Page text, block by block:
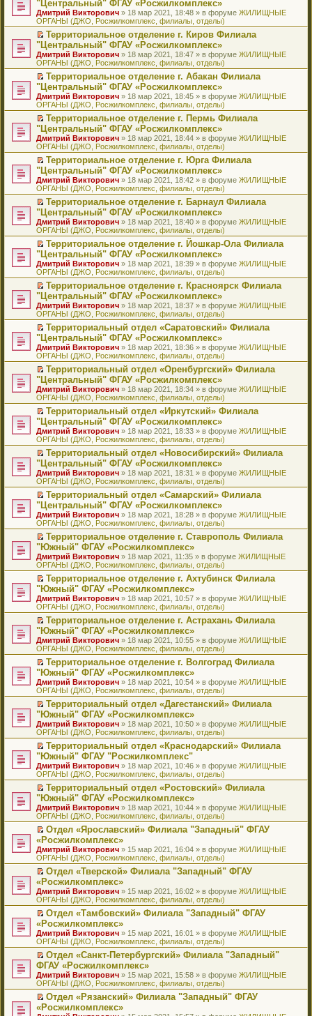
и
ю
щ
е
н
и
ю
у
с
о
о
б
щ
е
н
и
ю
н
н
о
м
с
о
о
б
щ
е
н
и
ю
и
т
а
н
н
о
м
у
с
о
о
б
щ
е
н
и
ю
е
п
р
о
ч
и
т
а
н
н
о
м
у
с
о
о
б
щ
е
н
и
ю
в
о
м
у
н
е
п
р
о
ч
и
т
а
н
н
о
м
у
с
о
о
б
щ
е
н
и
ю
и
к
п
е
р
в
о
м
у
н
е
п
р
о
ч
и
т
а
н
н
о
м
у
с
о
о
б
щ
е
н
и
ю
е
р
е
й
т
и
к
п
е
р
в
о
м
у
н
е
п
р
о
ч
и
т
а
н
н
о
м
у
с
о
о
б
щ
е
н
и
ю
"Центральный" ФГАУ «Росжилкомплекс»
Дмитрий Викторович » 18 мар 2021, 18:48 » в форуме ЖИЛИЩНЫЕ
ОРГАНЫ (ДЖО, Росжилкомплекс, филиалы, отделы)
П
е
р
е
й
т
и
к
п
е
р
в
о
м
у
н
е
п
р
о
ч
и
т
а
н
н
о
м
у
с
о
о
б
щ
е
н
и
ю
Территориальное отделение г. Киров Филиала
"Центральный" ФГАУ «Росжилкомплекс»
Дмитрий Викторович » 18 мар 2021, 18:47 » в форуме ЖИЛИЩНЫЕ
ОРГАНЫ (ДЖО, Росжилкомплекс, филиалы, отделы)
П
е
р
е
й
т
и
к
п
е
р
в
о
м
у
н
е
п
р
о
ч
и
т
а
н
н
о
м
у
с
о
о
б
щ
е
н
и
ю
Территориальное отделение г. Абакан Филиала
"Центральный" ФГАУ «Росжилкомплекс»
Дмитрий Викторович » 18 мар 2021, 18:45 » в форуме ЖИЛИЩНЫЕ
ОРГАНЫ (ДЖО, Росжилкомплекс, филиалы, отделы)
П
е
р
е
й
т
и
к
п
е
р
в
о
м
у
н
е
п
р
о
ч
и
т
а
н
н
о
м
у
с
о
о
б
щ
е
н
и
ю
Территориальное отделение г. Пермь Филиала
"Центральный" ФГАУ «Росжилкомплекс»
Дмитрий Викторович » 18 мар 2021, 18:44 » в форуме ЖИЛИЩНЫЕ
ОРГАНЫ (ДЖО, Росжилкомплекс, филиалы, отделы)
П
е
р
е
й
т
и
к
п
е
р
в
о
м
у
н
е
п
р
о
ч
и
т
а
н
н
о
м
у
с
о
о
б
щ
е
н
и
ю
Территориальное отделение г. Юрга Филиала
"Центральный" ФГАУ «Росжилкомплекс»
Дмитрий Викторович » 18 мар 2021, 18:42 » в форуме ЖИЛИЩНЫЕ
ОРГАНЫ (ДЖО, Росжилкомплекс, филиалы, отделы)
П
е
р
е
й
т
и
к
п
е
р
в
о
м
у
н
е
п
р
о
ч
и
т
а
н
н
о
м
у
с
о
о
б
щ
е
н
и
ю
Территориальное отделение г. Барнаул Филиала
"Центральный" ФГАУ «Росжилкомплекс»
Дмитрий Викторович » 18 мар 2021, 18:40 » в форуме ЖИЛИЩНЫЕ
ОРГАНЫ (ДЖО, Росжилкомплекс, филиалы, отделы)
П
е
р
е
й
т
и
к
п
е
р
в
о
м
у
н
е
п
р
о
ч
и
т
а
н
н
о
м
у
с
о
о
б
щ
е
н
и
ю
Территориальное отделение г. Йошкар-Ола Филиала
"Центральный" ФГАУ «Росжилкомплекс»
Дмитрий Викторович » 18 мар 2021, 18:39 » в форуме ЖИЛИЩНЫЕ
ОРГАНЫ (ДЖО, Росжилкомплекс, филиалы, отделы)
П
е
р
е
й
т
и
к
п
е
р
в
о
м
у
н
е
п
р
о
ч
и
т
а
н
н
о
м
у
с
о
о
б
щ
е
н
и
ю
Территориальное отделение г. Красноярск Филиала
"Центральный" ФГАУ «Росжилкомплекс»
Дмитрий Викторович » 18 мар 2021, 18:37 » в форуме ЖИЛИЩНЫЕ
ОРГАНЫ (ДЖО, Росжилкомплекс, филиалы, отделы)
П
е
р
е
й
т
и
к
п
е
р
в
о
м
у
н
е
п
р
о
ч
и
т
а
н
н
о
м
у
с
о
о
б
щ
е
н
и
ю
Территориальный отдел «Саратовский» Филиала
"Центральный" ФГАУ «Росжилкомплекс»
Дмитрий Викторович » 18 мар 2021, 18:36 » в форуме ЖИЛИЩНЫЕ
ОРГАНЫ (ДЖО, Росжилкомплекс, филиалы, отделы)
П
е
р
е
й
т
и
к
п
е
р
в
о
м
у
н
е
п
р
о
ч
и
т
а
н
н
о
м
у
с
о
о
б
щ
е
н
и
ю
Территориальный отдел «Оренбургский» Филиала
"Центральный" ФГАУ «Росжилкомплекс»
Дмитрий Викторович » 18 мар 2021, 18:34 » в форуме ЖИЛИЩНЫЕ
ОРГАНЫ (ДЖО, Росжилкомплекс, филиалы, отделы)
П
е
р
е
й
т
и
к
п
е
р
в
о
м
у
н
е
п
р
о
ч
и
т
а
н
н
о
м
у
с
о
о
б
щ
е
н
и
ю
Территориальный отдел «Иркутский» Филиала
"Центральный" ФГАУ «Росжилкомплекс»
Дмитрий Викторович » 18 мар 2021, 18:33 » в форуме ЖИЛИЩНЫЕ
ОРГАНЫ (ДЖО, Росжилкомплекс, филиалы, отделы)
П
е
р
е
й
т
и
к
п
е
р
в
о
м
у
н
е
п
р
о
ч
и
т
а
н
н
о
м
у
с
о
о
б
щ
е
н
и
ю
Территориальный отдел «Новосибирский» Филиала
"Центральный" ФГАУ «Росжилкомплекс»
Дмитрий Викторович » 18 мар 2021, 18:31 » в форуме ЖИЛИЩНЫЕ
ОРГАНЫ (ДЖО, Росжилкомплекс, филиалы, отделы)
П
е
р
е
й
т
и
к
п
е
р
в
о
м
у
н
е
п
р
о
ч
и
т
а
н
н
о
м
у
с
о
о
б
щ
е
н
и
ю
Территориальный отдел «Самарский» Филиала
"Центральный" ФГАУ «Росжилкомплекс»
Дмитрий Викторович » 18 мар 2021, 18:28 » в форуме ЖИЛИЩНЫЕ
ОРГАНЫ (ДЖО, Росжилкомплекс, филиалы, отделы)
П
е
р
е
й
т
и
к
п
е
р
в
о
м
у
н
е
п
р
о
ч
и
т
а
н
н
о
м
у
с
о
о
б
щ
е
н
ю
Территориальное отделение г. Ставрополь Филиала
"Южный" ФГАУ «Росжилкомплекс»
Дмитрий Викторович » 18 мар 2021, 11:35 » в форуме ЖИЛИЩНЫЕ
ОРГАНЫ (ДЖО, Росжилкомплекс, филиалы, отделы)
П
е
р
е
й
т
и
к
п
е
р
в
о
м
у
н
е
п
р
о
ч
и
т
а
н
н
о
м
у
с
о
б
щ
е
н
ю
Территориальное отделение г. Ахтубинск Филиала
"Южный" ФГАУ «Росжилкомплекс»
Дмитрий Викторович » 18 мар 2021, 10:57 » в форуме ЖИЛИЩНЫЕ
ОРГАНЫ (ДЖО, Росжилкомплекс, филиалы, отделы)
П
е
р
е
й
т
и
к
п
е
р
в
о
м
у
н
е
п
р
о
ч
и
т
а
н
н
м
у
с
о
б
щ
е
н
ю
Территориальное отделение г. Астрахань Филиала
"Южный" ФГАУ «Росжилкомплекс»
Дмитрий Викторович » 18 мар 2021, 10:55 » в форуме ЖИЛИЩНЫЕ
ОРГАНЫ (ДЖО, Росжилкомплекс, филиалы, отделы)
П
е
р
е
й
т
и
к
п
е
р
в
о
м
у
н
е
п
р
о
ч
т
а
н
н
м
у
с
о
б
щ
е
н
и
ю
Территориальное отделение г. Волгоград Филиала
"Южный" ФГАУ «Росжилкомплекс»
Дмитрий Викторович » 18 мар 2021, 10:54 » в форуме ЖИЛИЩНЫЕ
ОРГАНЫ (ДЖО, Росжилкомплекс, филиалы, отделы)
П
е
р
е
й
т
и
к
п
е
р
в
о
м
у
н
п
р
о
ч
т
а
н
н
м
у
с
о
о
б
щ
е
н
Территориальный отдел «Дагестанский» Филиала
"Южный" ФГАУ «Росжилкомплекс»
Дмитрий Викторович » 18 мар 2021, 10:50 » в форуме ЖИЛИЩНЫЕ
ОРГАНЫ (ДЖО, Росжилкомплекс, филиалы, отделы)
П
е
р
е
й
т
и
к
п
е
р
о
м
у
н
п
р
о
ч
т
а
н
н
о
м
у
с
о
Территориальный отдел «Краснодарский» Филиала
"Южный" ФГАУ "Росжилкомплекс"
Дмитрий Викторович » 18 мар 2021, 10:46 » в форуме ЖИЛИЩНЫЕ
ОРГАНЫ (ДЖО, Росжилкомплекс, филиалы, отделы)
П
е
р
е
й
т
к
п
е
р
о
м
у
н
п
р
о
ч
и
т
а
н
н
Территориальный отдел «Ростовский» Филиала
"Южный" ФГАУ «Росжилкомплекс»
Дмитрий Викторович » 18 мар 2021, 10:44 » в форуме ЖИЛИЩНЫЕ
ОРГАНЫ (ДЖО, Росжилкомплекс, филиалы, отделы)
П
р
е
й
т
к
п
е
р
о
м
у
н
е
п
р
о
ч
Отдел «Ярославский» Филиала "Западный" ФГАУ
«Росжилкомплекс»
Дмитрий Викторович » 15 мар 2021, 16:04 » в форуме ЖИЛИЩНЫЕ
ОРГАНЫ (ДЖО, Росжилкомплекс, филиалы, отделы)
П
р
е
й
т
к
п
е
р
в
о
м
у
н
Отдел «Тверской» Филиала "Западный" ФГАУ
«Росжилкомплекс»
Дмитрий Викторович » 15 мар 2021, 16:02 » в форуме ЖИЛИЩНЫЕ
ОРГАНЫ (ДЖО, Росжилкомплекс, филиалы, отделы)
П
р
е
й
т
и
к
п
е
р
Отдел «Тамбовский» Филиала "Западный" ФГАУ
«Росжилкомплекс»
Дмитрий Викторович » 15 мар 2021, 16:01 » в форуме ЖИЛИЩНЫЕ
ОРГАНЫ (ДЖО, Росжилкомплекс, филиалы, отделы)
П
е
р
е
й
т
Отдел «Санкт-Петербургский» Филиала "Западный"
ФГАУ «Росжилкомплекс»
Дмитрий Викторович » 15 мар 2021, 15:58 » в форуме ЖИЛИЩНЫЕ
ОРГАНЫ (ДЖО, Росжилкомплекс, филиалы, отделы)
П
Отдел «Рязанский» Филиала "Западный" ФГАУ
«Росжилкомплекс»